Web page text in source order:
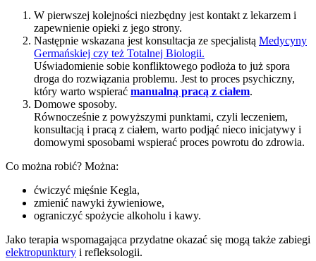
W pierwszej kolejności niezbędny jest kontakt z lekarzem i
zapewnienie opieki z jego strony.
Następnie wskazana jest konsultacja ze specjalistą Medycyny
Germańskiej czy też Totalnej Biologii.
Uświadomienie sobie konfliktowego podłoża to już spora
droga do rozwiązania problemu. Jest to proces psychiczny,
który warto wspierać manualną pracą z ciałem.
Domowe sposoby.
Równocześnie z powyższymi punktami, czyli leczeniem,
konsultacją i pracą z ciałem, warto podjąć nieco inicjatywy i
domowymi sposobami wspierać proces powrotu do zdrowia.
Co można robić? Można:
ćwiczyć mięśnie Kegla,
zmienić nawyki żywieniowe,
ograniczyć spożycie alkoholu i kawy.
Jako terapia wspomagająca przydatne okazać się mogą także zabiegi
elektropunktury i refleksologii.